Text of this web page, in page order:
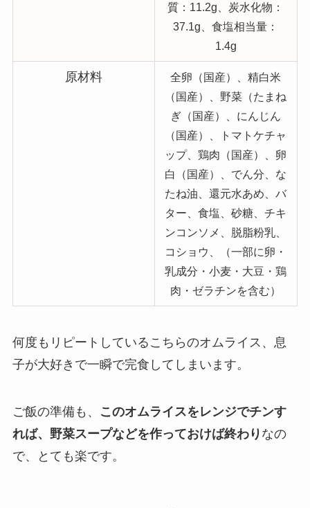
質：11.2g、炭水化物：
37.1g、食塩相当量：
1.4g
原材料
全卵（国産）、精白米
（国産）、野菜（たまね
ぎ（国産）、にんじん
（国産）、トマトケチャ
ップ、鶏肉（国産）、卵
白（国産）、でん分、な
たね油、還元水あめ、バ
ター、食塩、砂糖、チキ
ンコンソメ、脱脂粉乳、
コショウ、（一部に卵・
乳成分・小麦・大豆・鶏
肉・ゼラチンを含む）
何度もリピートしているこちらのオムライス、息
子が大好きで一瞬で完食してしまいます。
ご飯の準備も、
このオムライスをレンジでチンす
れば、野菜スープなどを作っておけば終わり なの
で、とても楽です。